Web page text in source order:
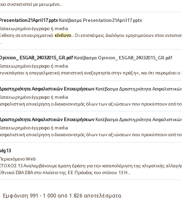
συσχετιστεί με μειωμένο...
Κατέβασμα Presentation21April17.pptx
έγγραφο ή media
σε επιχειρηματικό κίνδυνο ...Οι επισκέψεις διαλόγου χρησιμεύουν στον
ESGAB_24032015_GR.pdf Κατέβασμα Opinion_ ESGAB_24032015_GR.pdf
έγγραφο ή media
η επαγγελματική στατιστική ανεξαρτησία στην πράξη», και ότι παραμένει ο
Ασφαλιστικών Επιχειρήσεων Κατέβασμα Δραστηριότητα
έγγραφο ή media
επιχείρηση ο διακανονισμός όλων των αξιώσεων που προκύπτουν από
Ασφαλιστικών Επιχειρήσεων Κατέβασμα Δραστηριότητα
έγγραφο ή media
επιχείρηση ο διακανονισμός όλων των αξιώσεων που προκύπτουν από
Web
13 Αναλαμβάνουμε άμεση δράση για την καταπολέμηση της κλιματικής
ΣΒΑ ΣΒΑ στο πλαίσιο της ΕΕ Πρόοδος του στόχου 13 Η...
Εμφάνιση 991 - 1.000 από 1.826 αποτελέσματα.